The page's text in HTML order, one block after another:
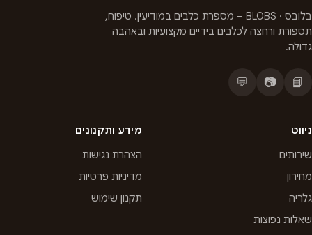
בלובס · BLOBS – מספרת כלבים במודיעין. טיפוח,
תספורת ורחצה לכלבים בידיים מקצועיות ובאהבה
גדולה.
📘
📷
💬
ניווט
שירותים
מחירון
גלריה
שאלות נפוצות
מידע ותקנונים
הצהרת נגישות
מדיניות פרטיות
תקנון שימוש